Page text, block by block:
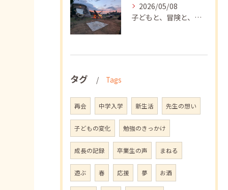
2026/05/08
子どもと、冒険と、学び
タグ Tags
再会 中学入学 新生活 先生の想い
子どもの変化 勉強のきっかけ
成長の記録 卒業生の声 まねる
遊ぶ 春 応援 夢 お酒